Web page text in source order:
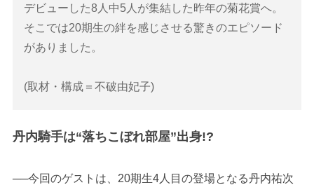
デビューした8人中5人が集結した昨年の菊花賞へ。
そこでは20期生の絆を感じさせる驚きのエピソード
がありました。
(取材・構成＝不破由妃子)
丹内騎手は“落ちこぼれ部屋”出身!?
──今回のゲストは、20期生4人目の登場となる丹内祐次